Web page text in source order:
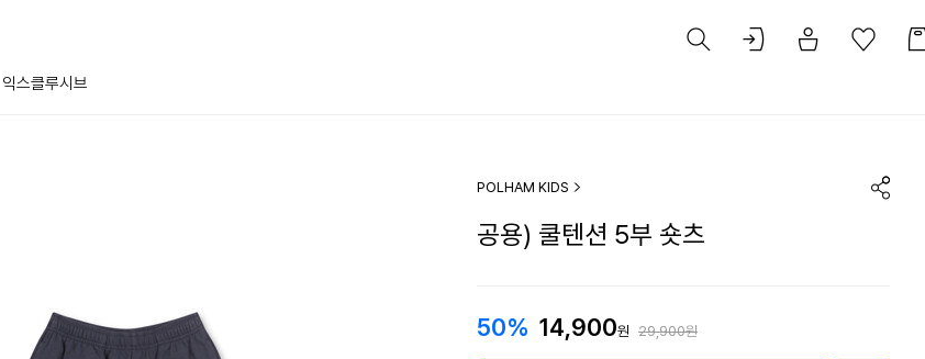
익스클루시브
POLHAM KIDS
공용) 쿨텐션 5부 숏츠
50% 14,900원 29,900원